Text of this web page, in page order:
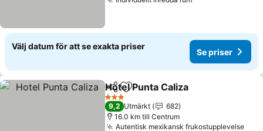
Välj datum för att se exakta priser
Se priser
Dela Lägg till i Mina Favoriter
Hotel Punta Caliza
3 Stjärnor
9,2 Utmärkt
682
16.0 km till Centrum
Autentisk mexikansk frukostupplevelseSe